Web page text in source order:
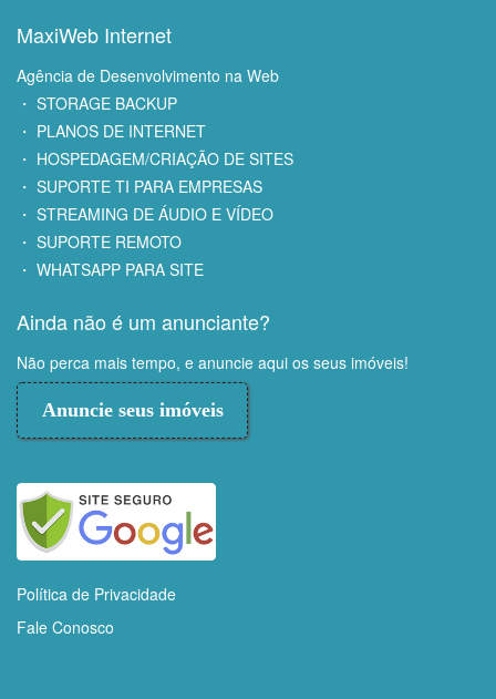
MaxiWeb Internet
Agência de Desenvolvimento na Web
・ STORAGE BACKUP
・ PLANOS DE INTERNET
・ HOSPEDAGEM/CRIAÇÃO DE SITES
・ SUPORTE TI PARA EMPRESAS
・ STREAMING DE ÁUDIO E VÍDEO
・ SUPORTE REMOTO
・ WHATSAPP PARA SITE
Ainda não é um anunciante?
Não perca mais tempo, e anuncie aqui os seus imóveis!
Anuncie seus imóveis
Política de Privacidade
Fale Conosco